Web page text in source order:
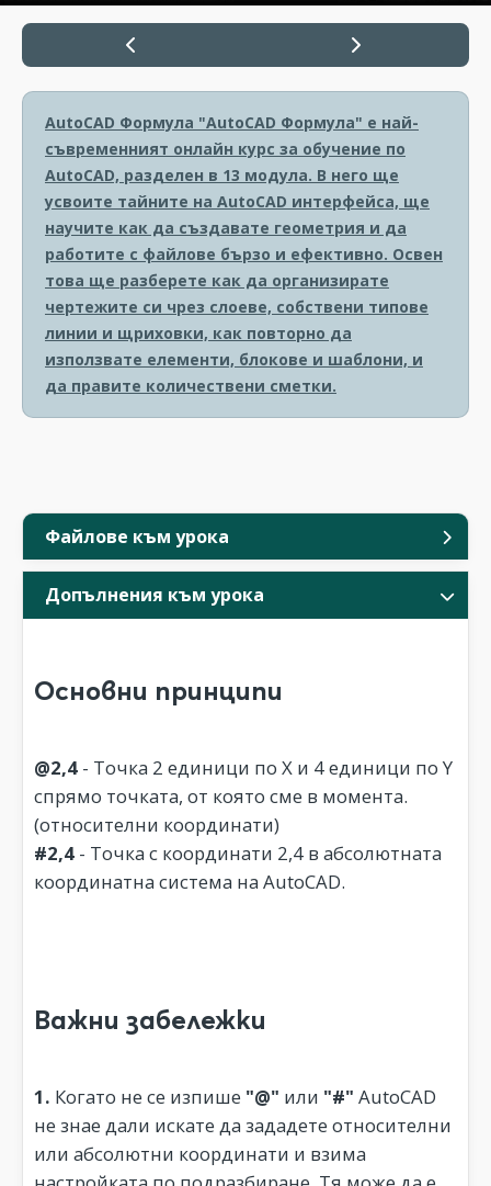
Файлове към урока
Допълнения към урока
Основни принципи
@2,4 - Точка 2 единици по X и 4 единици по Y
спрямо точката, от която сме в момента.
(относителни координати)
#2,4 - Точка с координати 2,4 в абсолютната
координатна система на AutoCAD.
Важни забележки
1. Когато не се изпише "@" или "#" AutoCAD
не знае дали искате да зададете относителни
или абсолютни координати и взима
AutoCAD Формула "AutoCAD Формула" е най-
съвременният онлайн курс за обучение по
AutoCAD, разделен в 13 модула. В него ще
усвоите тайните на AutoCAD интерфейса, ще
научите как да създавате геометрия и да
работите с файлове бързо и ефективно. Освен
това ще разберете как да организирате
чертежите си чрез слоеве, собствени типове
линии и щриховки, как повторно да
използвате елементи, блокове и шаблони, и
да правите количествени сметки.